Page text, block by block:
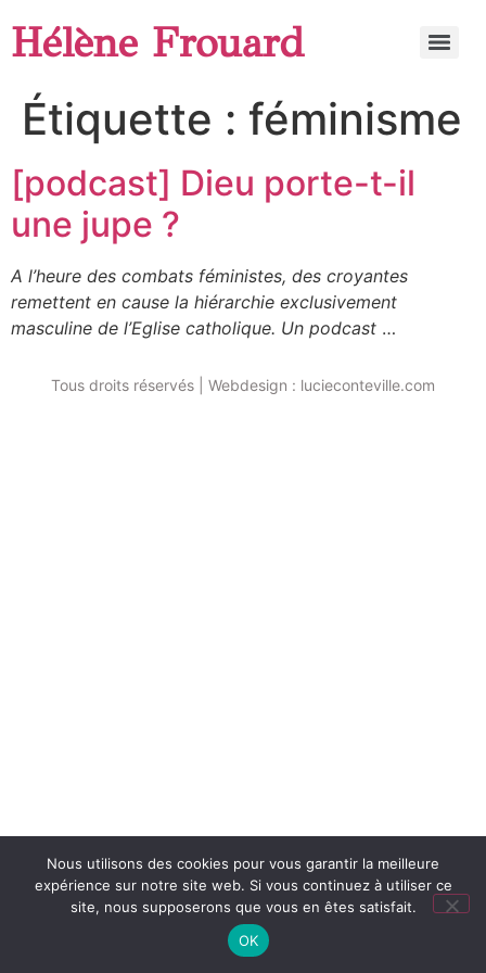
Hélène Frouard
Étiquette : féminisme
[podcast] Dieu porte-t-il
une jupe ?
A l’heure des combats féministes, des croyantes
remettent en cause la hiérarchie exclusivement
masculine de l’Eglise catholique. Un podcast …
Tous droits réservés | Webdesign : lucieconteville.com
Nous utilisons des cookies pour vous garantir la meilleure
expérience sur notre site web. Si vous continuez à utiliser ce
site, nous supposerons que vous en êtes satisfait.
OK